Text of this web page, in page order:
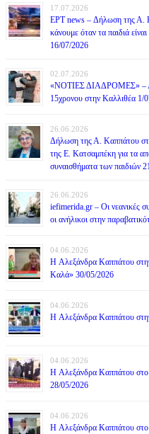
17.07.2026
ΕΡΤ news – Δήλωση της Α.
κάνουμε όταν τα παιδιά
16/07/2026
02.07.2026
«ΝΟΤΙΕΣ ΔΙΑΔΡΟΜΕΣ» –
15χρονου στην Καλλιθέα 1/
26.06.2026
Δήλωση της Α. Καππάτου
της Ε. Κατσαμπέκη για τα
συναισθήματα των παιδιών
26.06.2026
iefimerida.gr – Οι νεανικές
οι ανήλικοι στην
04.06.2026
H Αλεξάνδρα Καππάτου
Καλά» 30/05/2026
04.06.2026
H Αλεξάνδρα Καππάτου
04.06.2026
H Αλεξάνδρα Καππάτου
28/05/2026
04.06.2026
H Αλεξάνδρα Καππάτου στο